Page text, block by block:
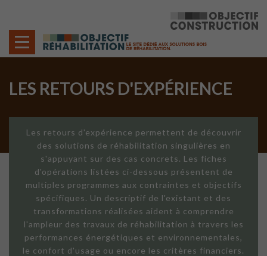
LES RETOURS D'EXPÉRIENCE
Les retours d'expérience permettent de découvrir
des solutions de réhabilitation singulières en
s'appuyant sur des cas concrets. Les fiches
d'opérations listées ci-dessous présentent de
multiples programmes aux contraintes et objectifs
spécifiques. Un descriptif de l'existant et des
transformations réalisées aident à comprendre
l'ampleur des travaux de réhabilitation à travers les
performances énergétiques et environnementales,
le confort d'usage ou encore les critères financiers.